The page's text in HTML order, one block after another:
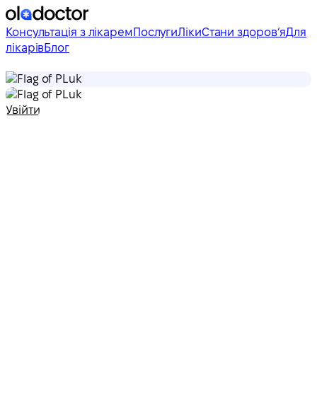
Консультація з лікарем ПослугиЛікиСтани здоровʼяДля
лікарівБлог
uk
uk
Увійти